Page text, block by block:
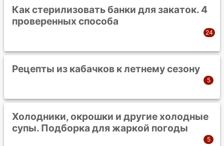
Как стерилизовать банки для закаток. 4
проверенных способа
Рецепты из кабачков к летнему сезону
Холодники, окрошки и другие холодные
супы. Подборка для жаркой погоды